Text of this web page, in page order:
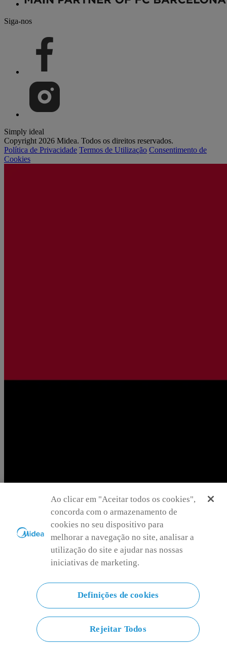
Siga-nos
Simply ideal
Copyright 2026 Midea. Todos os direitos reservados.
Política de Privacidade Termos de Utilização Consentimento de
Cookies
conteúdo específico da sua localização e comprar online.
Ao clicar em "Aceitar todos os cookies",
concorda com o armazenamento de
cookies no seu dispositivo para
melhorar a navegação no site, analisar a
utilização do site e ajudar nas nossas
iniciativas de marketing.
Definições de cookies
Rejeitar Todos